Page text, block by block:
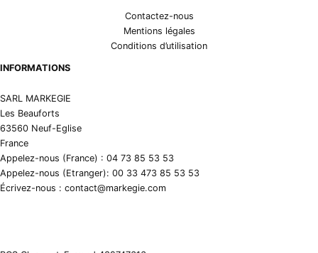
Contactez-nous
Mentions légales
Conditions d’utilisation
INFORMATIONS
SARL MARKEGIE
Les Beauforts
63560 Neuf-Eglise
France
Appelez-nous (France) : 04 73 85 53 53
Appelez-nous (Etranger): 00 33 473 85 53 53
Écrivez-nous : contact@markegie.com